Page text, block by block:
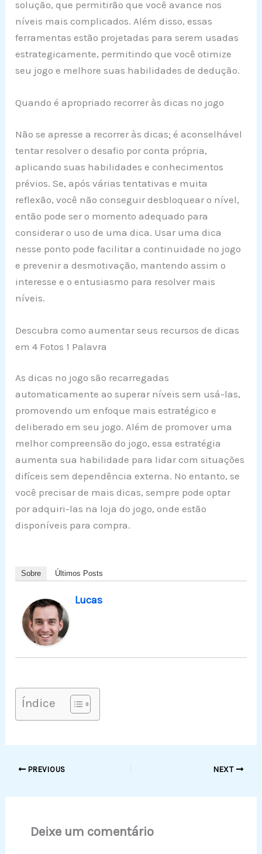
solução, que permitirão que você avance nos
níveis mais complicados. Além disso, essas
ferramentas estão projetadas para serem usadas
estrategicamente, permitindo que você otimize
seu jogo e melhore suas habilidades de dedução.
Quando é apropriado recorrer às dicas no jogo
Não se apresse a recorrer às dicas; é aconselhável
tentar resolver o desafio por conta própria,
aplicando suas habilidades e conhecimentos
prévios. Se, após várias tentativas e muita
reflexão, você não conseguir desbloquear o nível,
então pode ser o momento adequado para
considerar o uso de uma dica. Usar uma dica
nesse ponto pode facilitar a continuidade no jogo
e prevenir a desmotivação, mantendo assim o
interesse e o entusiasmo para resolver mais
níveis.
Descubra como aumentar seus recursos de dicas
em 4 Fotos 1 Palavra
As dicas no jogo são recarregadas
automaticamente ao superar níveis sem usá-las,
promovendo um enfoque mais estratégico e
deliberado em seu jogo. Além de promover uma
melhor compreensão do jogo, essa estratégia
aumenta sua habilidade para lidar com situações
difíceis sem dependência externa. No entanto, se
você precisar de mais dicas, sempre pode optar
por adquiri-las na loja do jogo, onde estão
disponíveis para compra.
Sobre Últimos Posts
Lucas
Índice
PREVIOUS NEXT
Deixe um comentário